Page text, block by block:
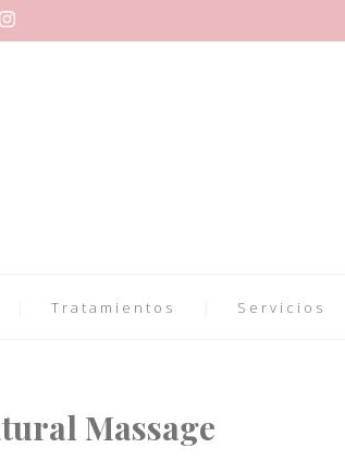
Tratamientos Servicios
Massage